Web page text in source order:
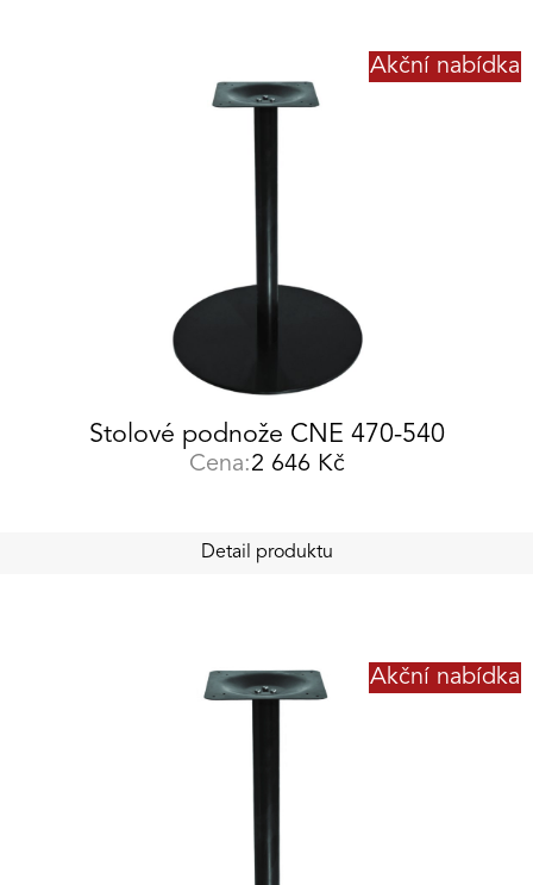
Akční nabídka
Stolové podnože CNE 470-540
Cena:2 646 Kč
Detail produktu
Akční nabídka